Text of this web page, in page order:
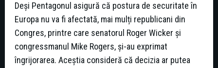
Deși Pentagonul asigură că postura de securitate în
Europa nu va fi afectată, mai mulți republicani din
Congres, printre care senatorul Roger Wicker și
congressmanul Mike Rogers, și-au exprimat
îngrijorarea. Aceștia consideră că decizia ar putea